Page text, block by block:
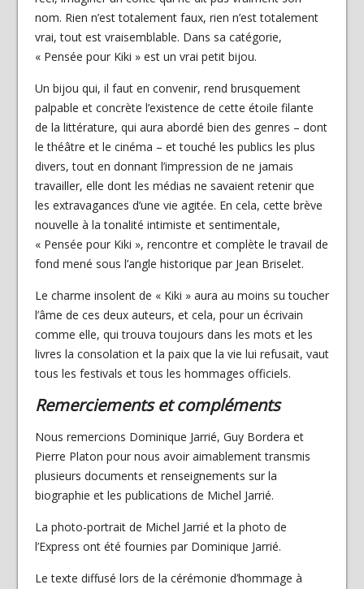
nom. Rien n’est totalement faux, rien n’est totalement
vrai, tout est vraisemblable. Dans sa catégorie,
« Pensée pour Kiki » est un vrai petit bijou.
Un bijou qui, il faut en convenir, rend brusquement
palpable et concrète l’existence de cette étoile filante
de la littérature, qui aura abordé bien des genres – dont
le théâtre et le cinéma – et touché les publics les plus
divers, tout en donnant l’impression de ne jamais
travailler, elle dont les médias ne savaient retenir que
les extravagances d’une vie agitée. En cela, cette brève
nouvelle à la tonalité intimiste et sentimentale,
« Pensée pour Kiki », rencontre et complète le travail de
fond mené sous l’angle historique par Jean Briselet.
Le charme insolent de « Kiki » aura au moins su toucher
l’âme de ces deux auteurs, et cela, pour un écrivain
comme elle, qui trouva toujours dans les mots et les
livres la consolation et la paix que la vie lui refusait, vaut
tous les festivals et tous les hommages officiels.
Remerciements et compléments
Nous remercions Dominique Jarrié, Guy Bordera et
Pierre Platon pour nous avoir aimablement transmis
plusieurs documents et renseignements sur la
biographie et les publications de Michel Jarrié.
La photo-portrait de Michel Jarrié et la photo de
l’Express ont été fournies par Dominique Jarrié.
Le texte diffusé lors de la cérémonie d’hommage à